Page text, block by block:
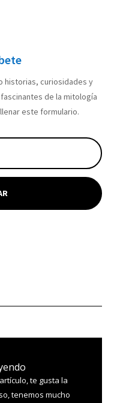
historias, curiosidades y
de la mitología
este formulario.
te gusta la
tenemos mucho